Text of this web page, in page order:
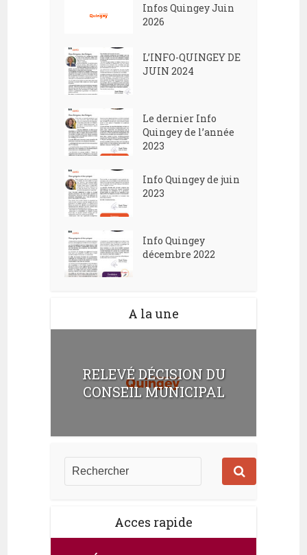
Infos Quingey Juin
2026
L’INFO-QUINGEY DE
JUIN 2024
Le dernier Info
Quingey de l’année
2023
Info Quingey de juin
2023
Info Quingey
décembre 2022
A la une
RELEVÉ DÉCISION DU
CONSEIL MUNICIPAL
Acces rapide